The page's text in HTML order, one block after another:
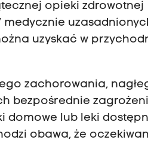
opieki zdrowotnej
uzyskać w
zachorowania,
bezpośrednie
domowe lub leki
obawa, że